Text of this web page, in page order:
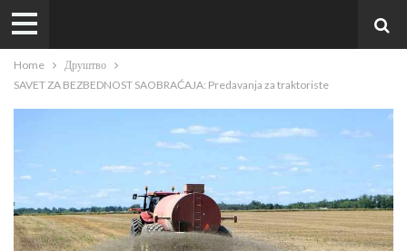
Home
Друштво
SAVET ZA BEZBEDNOST SAOBRAĆAJA: Predavanja za traktoriste